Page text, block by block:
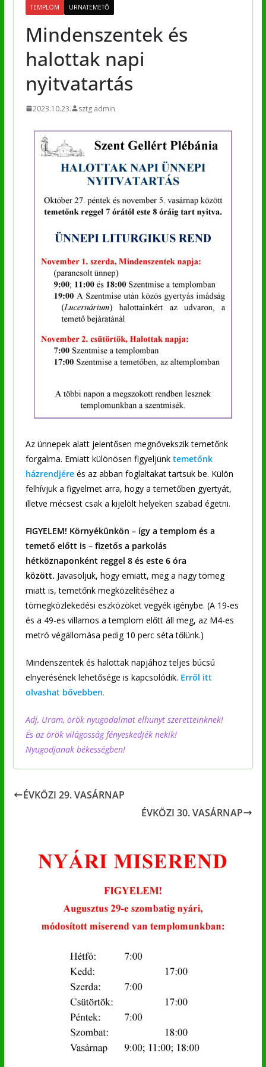
TEMPLOM URNATEMETŐ
Mindenszentek és
halottak napi
nyitvatartás
2023.10.23. sztg admin
Az ünnepek alatt jelentősen megnövekszik temetőnk
forgalma. Emiatt különösen figyeljünk temetőnk
házrendjéreés az abban foglaltakat tartsuk be. Külön
felhívjuk a figyelmet arra, hogy a temetőben gyertyát,
illetve mécsest csak a kijelölt helyeken szabad égetni.
FIGYELEM! Környékünkön – így a templom és a
temető előtt is – fizetős a parkolás
hétköznaponként reggel 8 és este 6 óra
között. Javasoljuk, hogy emiatt, meg a nagy tömeg
miatt is, temetőnk megközelítéséhez a
tömegközlekedési eszközöket vegyék igénybe. (A 19-es
és a 49-es villamos a templom előtt áll meg, az M4-es
metró végállomása pedig 10 perc séta tőlünk.)
Mindenszentek és halottak napjához teljes búcsú
elnyerésének lehetősége is kapcsolódik. Erről itt
olvashat bővebben.
Adj, Uram, örök nyugodalmat elhunyt szeretteinknek!
És az örök világosság fényeskedjék nekik!
Nyugodjanak békességben!
ÉVKÖZI 29. VASÁRNAP
ÉVKÖZI 30. VASÁRNAP